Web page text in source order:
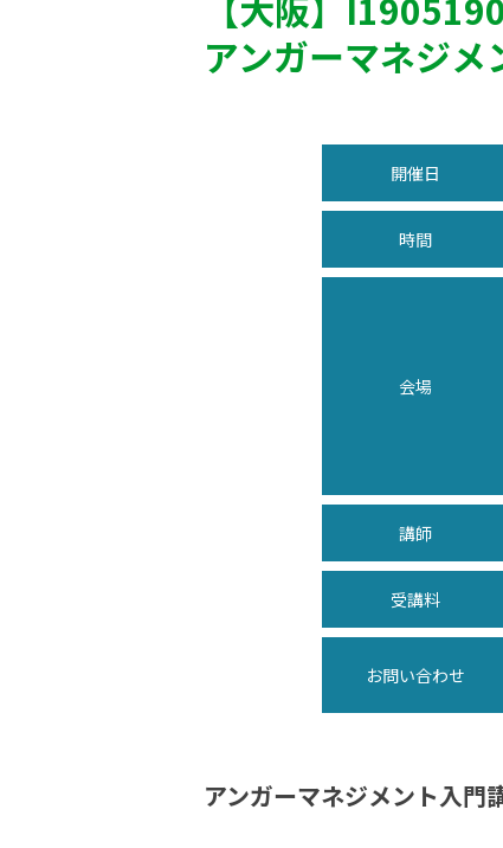
アンガーマネジメ
開催日
時間
会場
講師
受講料
お問い合わせ
アンガーマネジメント入門